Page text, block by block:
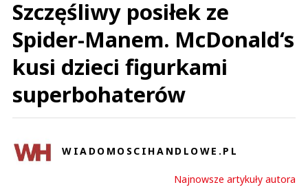
Szczęśliwy posiłek ze
Spider-Manem. McDonald‘s
kusi dzieci figurkami
superbohaterów
WIADOMOSCIHANDLOWE.PL
Najnowsze artykuły autora